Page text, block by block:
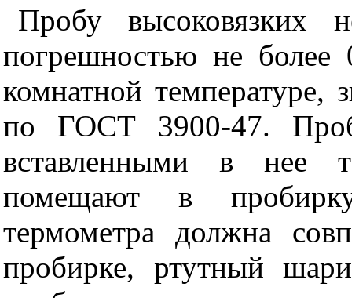
Пробу высоковязких
погрешностью не
комнатной температуре,
по ГОСТ 3900-47.
вставленными в нее
помещают в
термометра должна
пробирке, ртутный